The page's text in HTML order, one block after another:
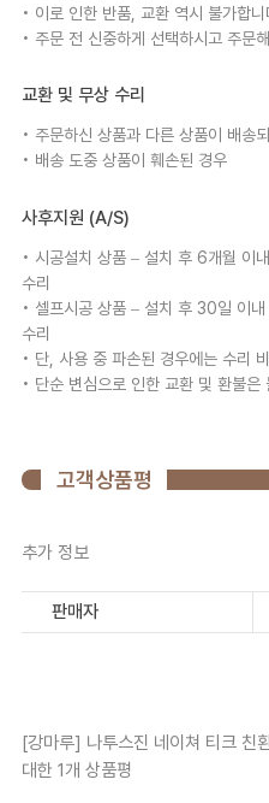
• 이로 인한 반품, 교환 역시 불가합니
• 주문 전 신중하게 선택하시고 주문
교환 및 무상 수리
• 주문하신 상품과 다른 상품이 배송
• 배송 도중 상품이 훼손된 경우
사후지원 (A/S)
• 시공설치 상품 – 설치 후 6개월 이
수리
• 셀프시공 상품 – 설치 후 30일 이
수리
• 단, 사용 중 파손된 경우에는 수리
• 단순 변심으로 인한 교환 및 환불은
고객상품평
추가 정보
판매자
[강마루] 나투스진 네이쳐 티크 친
대한 1개 상품평